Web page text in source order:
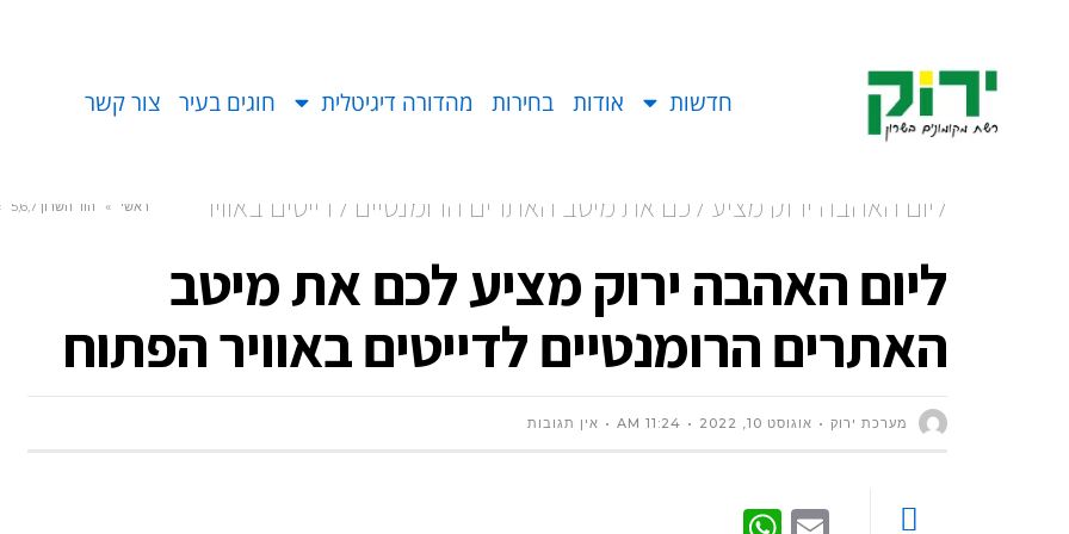
חדשות אודות בחירות מהדורה דיגיטלית חוגים בעיר צור קשר
ליום האהבה ירוק מציע לכם את מיטב האתרים הרומנטיים לדייטים באוויר
הפתוח
ראשי » הוד השרון 5,6,7
ליום האהבה ירוק מציע לכם את מיטב
האתרים הרומנטיים לדייטים באוויר הפתוח
מערכת ירוק אוגוסט 10, 2022 11:24 AM אין תגובות